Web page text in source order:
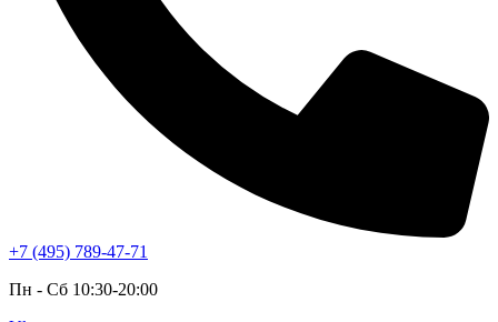
+7 (495) 789-47-71
Пн - Cб 10:30-20:00